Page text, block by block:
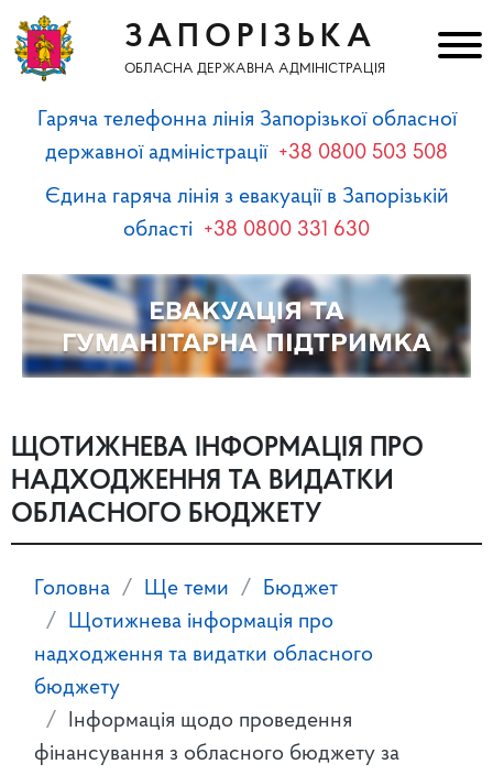
ЗАПОРІЗЬКА
ОБЛАСНА ДЕРЖАВНА АДМІНІСТРАЦІЯ
Гаряча телефонна лінія Запорізької обласної
державної адміністрації +38 0800 503 508
Єдина гаряча лінія з евакуації в Запорізькій
області +38 0800 331 630
ЩОТИЖНЕВА ІНФОРМАЦІЯ ПРО
НАДХОДЖЕННЯ ТА ВИДАТКИ
ОБЛАСНОГО БЮДЖЕТУ
Головна Ще теми
Бюджет
Щотижнева інформація про
надходження та видатки обласного
бюджету
Інформація щодо проведення
фінансування з обласного бюджету за